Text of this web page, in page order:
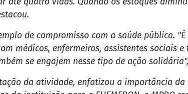
de compromisso com a saúde pública.
médicos, enfermeiros, assistentes sociais e
se engajem nesse tipo de ação
da atividade, enfatizou a importância da